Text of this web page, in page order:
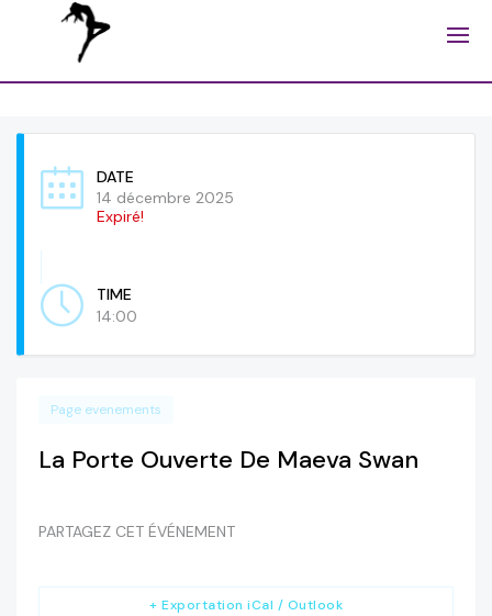
DATE
14 décembre 2025
Expiré!
TIME
14:00
Page evenements
La Porte Ouverte De Maeva Swan
PARTAGEZ CET ÉVÉNEMENT
+ Exportation iCal / Outlook